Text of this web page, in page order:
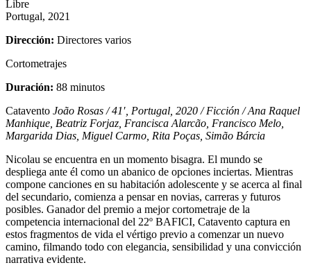
Libre
Portugal, 2021
Dirección: Directores varios
Cortometrajes
Duración: 88 minutos
Catavento João Rosas / 41′, Portugal, 2020 / Ficción / Ana Raquel
Manhique, Beatriz Forjaz, Francisca Alarcão, Francisco Melo,
Margarida Dias, Miguel Carmo, Rita Poças, Simão Bárcia
Nicolau se encuentra en un momento bisagra. El mundo se
despliega ante él como un abanico de opciones inciertas. Mientras
compone canciones en su habitación adolescente y se acerca al final
del secundario, comienza a pensar en novias, carreras y futuros
posibles. Ganador del premio a mejor cortometraje de la
competencia internacional del 22º BAFICI, Catavento captura en
estos fragmentos de vida el vértigo previo a comenzar un nuevo
camino, filmando todo con elegancia, sensibilidad y una convicción
narrativa evidente.